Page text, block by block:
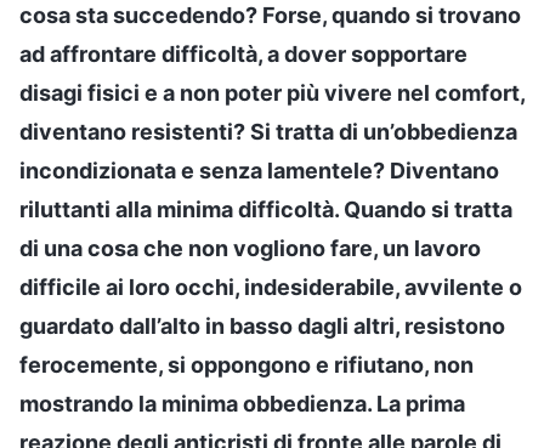
cosa sta succedendo? Forse, quando si trovano
ad affrontare difficoltà, a dover sopportare
disagi fisici e a non poter più vivere nel comfort,
diventano resistenti? Si tratta di un’obbedienza
incondizionata e senza lamentele? Diventano
riluttanti alla minima difficoltà. Quando si tratta
di una cosa che non vogliono fare, un lavoro
difficile ai loro occhi, indesiderabile, avvilente o
guardato dall’alto in basso dagli altri, resistono
ferocemente, si oppongono e rifiutano, non
mostrando la minima obbedienza. La prima
reazione degli anticristi di fronte alle parole di